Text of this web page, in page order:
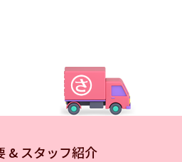
& スタッフ紹介